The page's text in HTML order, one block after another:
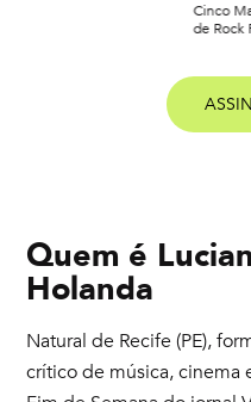
Cinco
de Rock
Quem é
Holanda
Natural de Recife (PE),
crítico de música, cinema